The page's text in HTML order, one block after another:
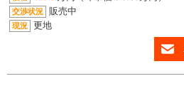
交渉状況 販売中
現況 更地